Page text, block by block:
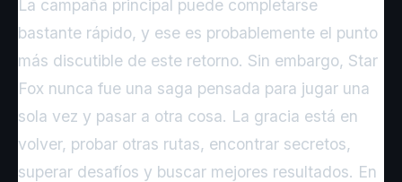
La campaña principal puede completarse
bastante rápido, y ese es probablemente el punto
más discutible de este retorno. Sin embargo, Star
Fox nunca fue una saga pensada para jugar una
sola vez y pasar a otra cosa. La gracia está en
volver, probar otras rutas, encontrar secretos,
superar desafíos y buscar mejores resultados. En